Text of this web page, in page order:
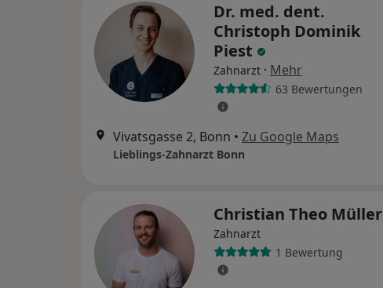
Dr. med. dent.
Christoph Dominik
Piest
Zahnarzt · Mehr
63 Bewertungen
Vivatsgasse 2, Bonn • Zu Google Maps
Lieblings-Zahnarzt Bonn
Christian Theo Müller
Zahnarzt
1 Bewertung